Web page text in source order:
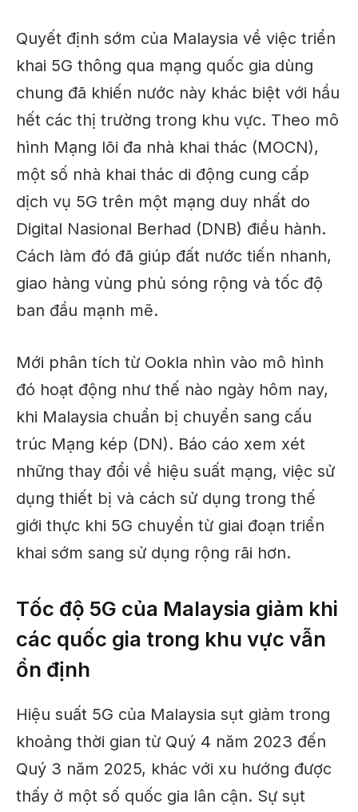
Quyết định sớm của Malaysia về việc triển
khai 5G thông qua mạng quốc gia dùng
chung đã khiến nước này khác biệt với hầu
hết các thị trường trong khu vực. Theo mô
hình Mạng lõi đa nhà khai thác (MOCN),
một số nhà khai thác di động cung cấp
dịch vụ 5G trên một mạng duy nhất do
Digital Nasional Berhad (DNB) điều hành.
Cách làm đó đã giúp đất nước tiến nhanh,
giao hàng vùng phủ sóng rộng và tốc độ
ban đầu mạnh mẽ.
Mới phân tích từ Ookla nhìn vào mô hình
đó hoạt động như thế nào ngày hôm nay,
khi Malaysia chuẩn bị chuyển sang cấu
trúc Mạng kép (DN). Báo cáo xem xét
những thay đổi về hiệu suất mạng, việc sử
dụng thiết bị và cách sử dụng trong thế
giới thực khi 5G chuyển từ giai đoạn triển
khai sớm sang sử dụng rộng rãi hơn.
Tốc độ 5G của Malaysia giảm khi
các quốc gia trong khu vực vẫn
ổn định
Hiệu suất 5G của Malaysia sụt giảm trong
khoảng thời gian từ Quý 4 năm 2023 đến
Quý 3 năm 2025, khác với xu hướng được
thấy ở một số quốc gia lân cận. Sự sụt